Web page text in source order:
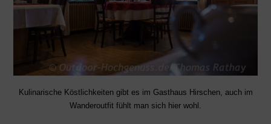
Kulinarische Köstlichkeiten gibt es im Gasthaus Hirschen, auch im
Wanderoutfit fühlt man sich hier wohl.